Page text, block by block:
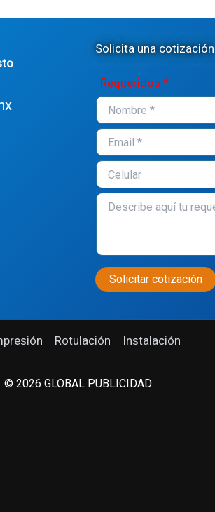
Solicita una cotización
Requeridos *
Rotulación Instalación
© 2026 GLOBAL PUBLICIDAD